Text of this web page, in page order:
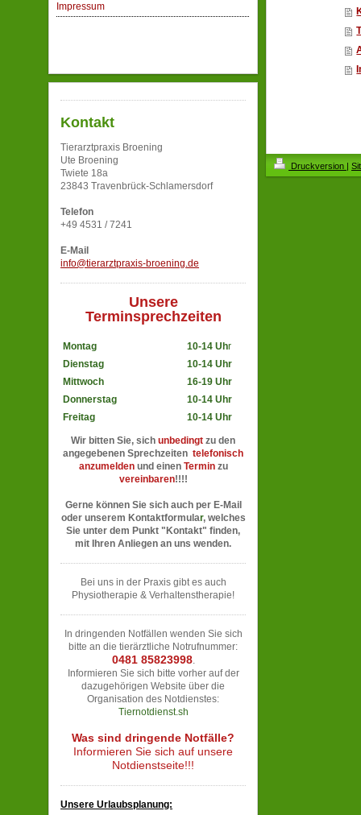
Impressum
Kontakt
Tierarztpraxis Broening
Ute Broening
Twiete 18a
23843 Travenbrück-Schlamersdorf
Telefon
+49 4531 / 7241
E-Mail
info@tierarztpraxis-broening.de
Unsere
Terminsprechzeiten
Montag 10-14 Uhr
Dienstag
10-14 Uhr
Mittwoch
16-19 Uhr
Donnerstag
10-14 Uhr
Freitag
10-14 Uhr
Wir bitten Sie, sich unbedingt zu den
angegebenen Sprechzeiten telefonisch
anzumelden und einen Termin zu
vereinbaren!!!!
Gerne können Sie sich auch per E-Mail
oder unserem Kontaktformular, welches
Sie unter dem Punkt "Kontakt" finden,
mit Ihren Anliegen an uns wenden.
Bei uns in der Praxis gibt es auch
Physiotherapie & Verhaltenstherapie!
In dringenden Notfällen wenden Sie sich
bitte an die tierärztliche Notrufnummer:
0481 85823998.
Informieren Sie sich bitte vorher auf der
dazugehörigen Website über die
Organisation des Notdienstes:
Tiernotdienst.sh
Was sind dringende Notfälle?
Informieren Sie sich auf unsere
Notdienstseite!!!
Unsere Urlaubsplanung:
Druckversion |